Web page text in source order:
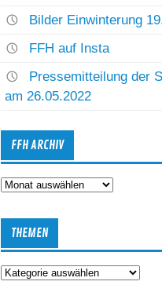
Bilder Einwinterung
FFH auf Insta
Pressemitteilung der
am 26.05.2022
FFH ARCHIV
FFH
Archiv
THEMEN
Themen